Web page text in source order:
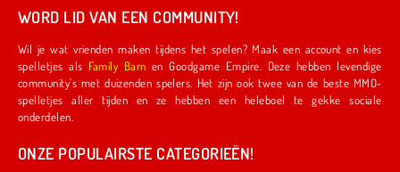
WORD LID VAN EEN COMMUNITY!
Wil je wat vrienden maken tijdens het spelen? Maak een account en kies
spelletjes als
Family Barn en Goodgame Empire. Deze hebben levendige
community's met duizenden spelers. Het zijn ook twee van de beste MMO-
spelletjes aller tijden en ze hebben een heleboel te gekke sociale
onderdelen.
ONZE POPULAIRSTE CATEGORIEËN!